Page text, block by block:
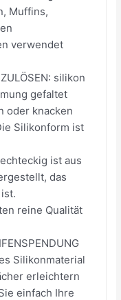
Muffins,
verwendet
silikon
gefaltet
oder knacken
Silikonform ist
ist aus
das
reine Qualität
Silikonmaterial
erleichtern
einfach Ihre